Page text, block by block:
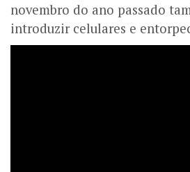
novembro do ano passado
introduzir celulares e